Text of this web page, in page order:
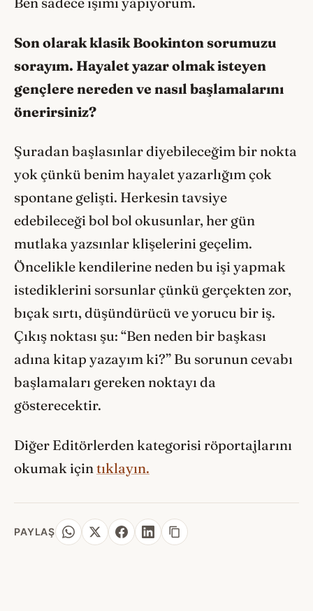
Son olarak klasik Bookinton sorumuzu
sorayım. Hayalet yazar olmak isteyen
gençlere nereden ve nasıl başlamalarını
önerirsiniz?
Şuradan başlasınlar diyebileceğim bir nokta
yok çünkü benim hayalet yazarlığım çok
spontane gelişti. Herkesin tavsiye
edebileceği bol bol okusunlar, her gün
mutlaka yazsınlar klişelerini geçelim.
Öncelikle kendilerine neden bu işi yapmak
istediklerini sorsunlar çünkü gerçekten zor,
bıçak sırtı, düşündürücü ve yorucu bir iş.
Çıkış noktası şu: “Ben neden bir başkası
adına kitap yazayım ki?” Bu sorunun cevabı
başlamaları gereken noktayı da
gösterecektir.
Diğer Editörlerden kategorisi röportajlarını
okumak için tıklayın.
PAYLAŞ